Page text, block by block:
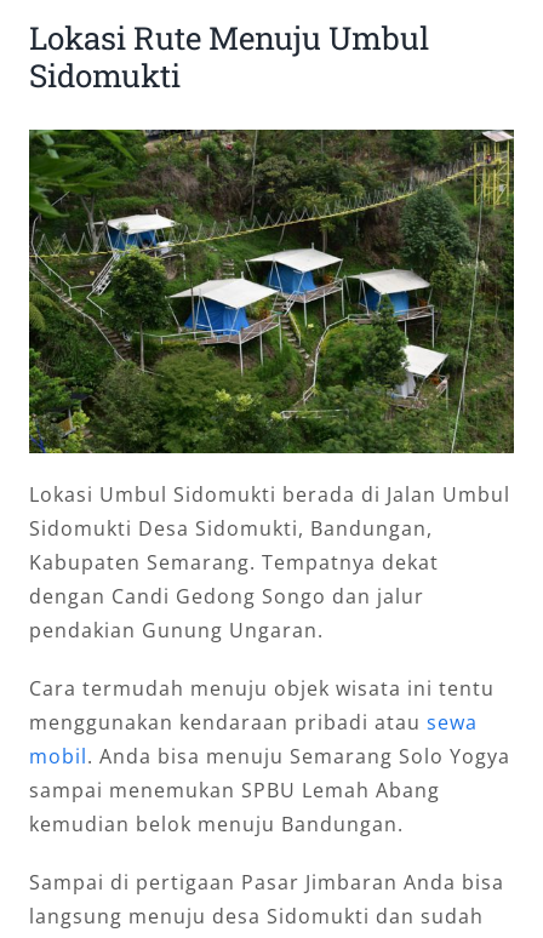
Lokasi Rute Menuju Umbul
Sidomukti
Lokasi Umbul Sidomukti berada di Jalan Umbul
Sidomukti Desa Sidomukti, Bandungan,
Kabupaten Semarang. Tempatnya dekat
dengan Candi Gedong Songo dan jalur
pendakian Gunung Ungaran.
Cara termudah menuju objek wisata ini tentu
menggunakan kendaraan pribadi atau sewa
mobil. Anda bisa menuju Semarang Solo Yogya
sampai menemukan SPBU Lemah Abang
kemudian belok menuju Bandungan.
Sampai di pertigaan Pasar Jimbaran Anda bisa
langsung menuju desa Sidomukti dan sudah